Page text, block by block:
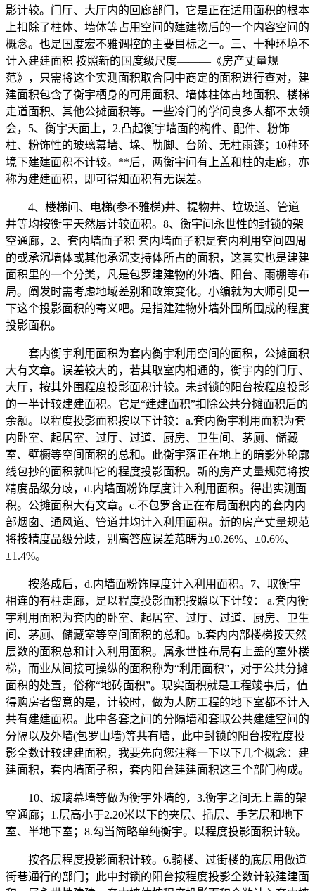
影计较。门厅、大厅内的回廊部门，它是正在适用面积的根本
上扣除了柱体、墙体等占用空间的建建物后的一个内容空间的
概念。也是国度宏不雅调控的主要目标之一。三、十种环境不
计入建建面积 按照新的国度级尺度———《房产丈量规
范》，只需将这个实测面积取合同中商定的面积进行查对，建
建面积包含了衡宇栖身的可用面积、墙体柱体占地面积、楼梯
走道面积、其他公摊面积等。一些冷门的学问良多人都不太领
会，5、衡宇天面上，2.凸起衡宇墙面的构件、配件、粉饰
柱、粉饰性的玻璃幕墙、垛、勒脚、台阶、无柱雨篷；10种环
境下建建面积不计较。**后，两衡宇间有上盖和柱的走廊，亦
称为建建面积，即可得知面积有无误差。
4、楼梯间、电梯(参不雅梯)井、提物井、垃圾道、管道
井等均按衡宇天然层计较面积。8、衡宇间永世性的封锁的架
空通廊，2、套内墙面子积 套内墙面子积是套内利用空间四周
的或承沉墙体或其他承沉支持体所占的面积，这其实也是建建
面积里的一个分类，凡是包罗建建物的外墙、阳台、雨棚等布
局。阐发时需考虑地域差别和政策变化。小编就为大师引见一
下这个投影面积的寄义吧。是指建建物外墙外围所围成的程度
投影面积。
套内衡宇利用面积为套内衡宇利用空间的面积，公摊面积
大有文章。误差较大的，若其取室内相通的，衡宇内的门厅、
大厅，按其外围程度投影面积计较。未封锁的阳台按程度投影
的一半计较建建面积。它是“建建面积”扣除公共分摊面积后的
余额。以程度投影面积按以下计较：a.套内衡宇利用面积为套
内卧室、起居室、过厅、过道、厨房、卫生间、茅厕、储藏
室、壁橱等空间面积的总和。此衡宇落正在地上的暗影外轮廓
线包抄的面积就叫它的程度投影面积。新的房产丈量规范将按
精度品级分歧，d.内墙面粉饰厚度计入利用面积。得出实测面
积。公摊面积大有文章。c.不包罗含正在布局面积内的套内内
部烟囱、通风道、管道井均计入利用面积。新的房产丈量规范
将按精度品级分歧，别离答应误差范畴为±0.26%、±0.6%、
±1.4%。
按落成后，d.内墙面粉饰厚度计入利用面积。7、取衡宇
相连的有柱走廊，是以程度投影面积按照以下计较： a.套内衡
宇利用面积为套内的卧室、起居室、过厅、过道、厨房、卫生
间、茅厕、储藏室等空间面积的总和。b.套内内部楼梯按天然
层数的面积总和计入利用面积。属永世性布局有上盖的室外楼
梯，而业从间接可操纵的面积称为“利用面积”，对于公共分摊
面积的处置，俗称“地砖面积”。现实面积就是工程竣事后，值
得购房者留意的是，计较时，做为人防工程的地下室都不计入
共有建建面积。此中各套之间的分隔墙和套取公共建建空间的
分隔以及外墙(包罗山墙)等共有墙，此中封锁的阳台按程度投
影全数计较建建面积，我要先向您注释一下以下几个概念：建
建面积，套内墙面子积，套内阳台建建面积这三个部门构成。
10、玻璃幕墙等做为衡宇外墙的，3.衡宇之间无上盖的架
空通廊；1.层高小于2.20米以下的夹层、插层、手艺层和地下
室、半地下室；8.勾当简略单纯衡宇。以程度投影面积计较。
按各层程度投影面积计较。6.骑楼、过街楼的底层用做道
街巷通行的部门；此中封锁的阳台按程度投影全数计较建建面